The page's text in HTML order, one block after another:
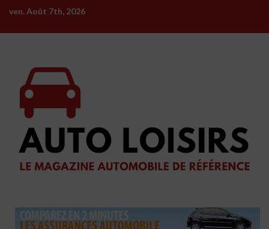
content
ven. Août 7th, 2026